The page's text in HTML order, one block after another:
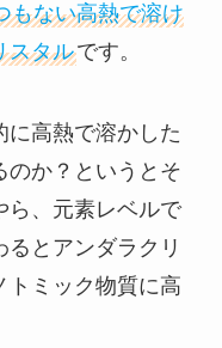
もない高熱で溶け
スタルです。
に高熱で溶かした
のか？というとそ
ら、元素レベルで
とアンダラクリ
トミック物質に高